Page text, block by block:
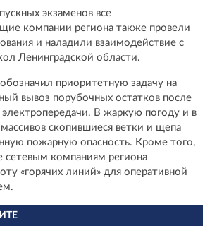
экзаменов все
компании региона также провели
и наладили взаимодействие с
Ленинградской области.
приоритетную задачу на
вывоз порубочных остатков после
электропередачи. В жаркую погоду и в
скопившиеся ветки и щепа
пожарную опасность. Кроме того,
сетевым компаниям региона
«горячих линий» для оперативной